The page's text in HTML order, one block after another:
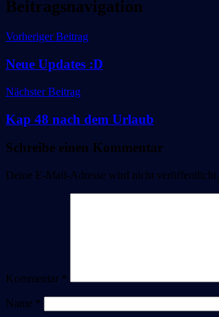
Beitragsnavigation
Vorheriger Beitrag
Neue Updates :D
Nächster Beitrag
Kap 48 nach dem Urlaub
Schreibe einen Kommentar
Deine E-Mail-Adresse wird nicht veröffentlicht.
Kommentar *
Name *